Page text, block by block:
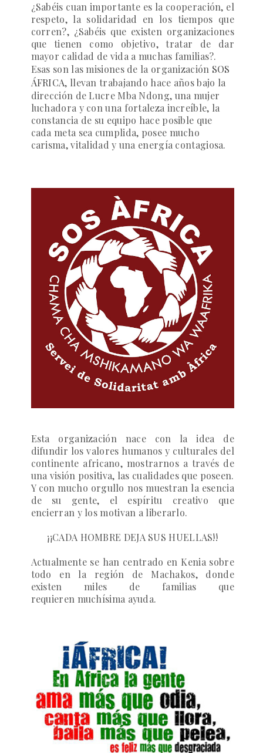
¿Sabéis cuan importante es la cooperación, el
respeto, la solidaridad en los tiempos que
corren?, ¿Sabéis que existen organizaciones
que tienen como objetivo, tratar de dar
mayor calidad de vida a muchas familias?.
Esas son las misiones de la organización SOS
ÁFRICA, llevan trabajando hace años bajo la
dirección de Lucre Mba Ndong, una mujer
luchadora y con una fortaleza increíble, la
constancia de su equipo hace posible que
cada meta sea cumplida, posee mucho
carisma, vitalidad y una energía contagiosa.
Esta organización nace con la idea de
difundir los valores humanos y culturales del
continente africano, mostrarnos a través de
una visión positiva, las cualidades que poseen.
Y con mucho orgullo nos muestran la esencia
de su gente, el espíritu creativo que
encierran y los motivan a liberarlo.
¡¡CADA HOMBRE DEJA SUS HUELLAS!!
Actualmente se han centrado en Kenia sobre
todo en la región de Machakos, donde
existen miles de familias que
requieren muchísima ayuda.